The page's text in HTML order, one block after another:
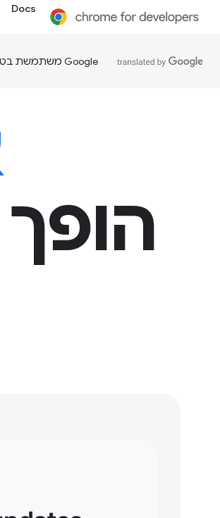
Docs
‫Google משתמשת בטכנולוגיית AI כדי לתרגם תוכן לשפה המועדפת עליך. בתרגומים כאלו עשויות להיות שגיאות.